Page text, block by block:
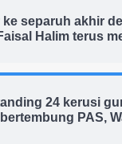
separuh akhir
Halim terus
24 kerusi
PAS,